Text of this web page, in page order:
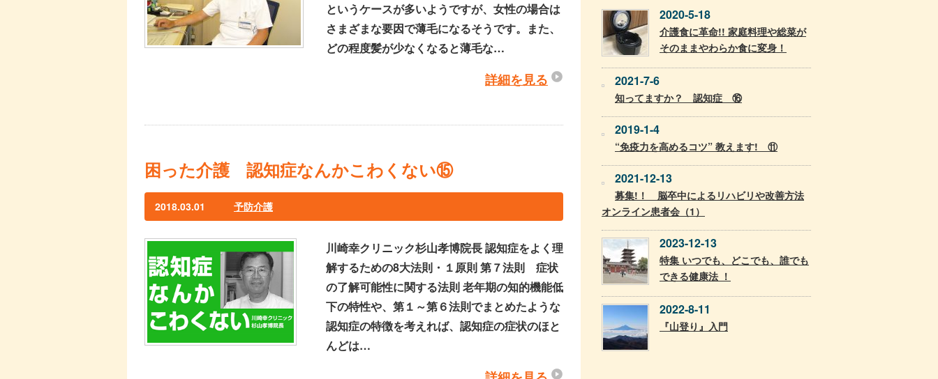
というケースが多いようですが、女性の場合は
さまざまな要因で薄毛になるそうです。また、
どの程度髪が少なくなると薄毛な…
詳細を見る
困った介護 認知症なんかこわくない⑮
2018.03.01 予防介護
川崎幸クリニック杉山孝博院長 認知症をよく理
解するための8大法則・１原則 第７法則 症状
の了解可能性に関する法則 老年期の知的機能低
下の特性や、第１～第６法則でまとめたような
認知症の特徴を考えれば、認知症の症状のほと
んどは…
2020-5-18
介護食に革命!! 家庭料理や総菜が
そのままやわらか食に変身！
2021-7-6
知ってますか？ 認知症 ⑯
2019-1-4
“免疫力を高めるコツ” 教えます! ⑪
2021-12-13
募集!！ 脳卒中によるリハビリや改善方法
オンライン患者会（1）
2023-12-13
特集 いつでも、どこでも、誰でも
できる健康法 ！
2022-8-11
『山登り』入門